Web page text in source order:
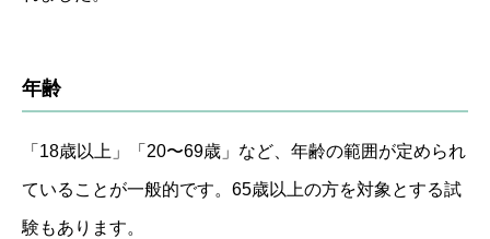
年齢
「18歳以上」「20〜69歳」など、年齢の範囲が定められ
ていることが一般的です。65歳以上の方を対象とする試
験もあります。